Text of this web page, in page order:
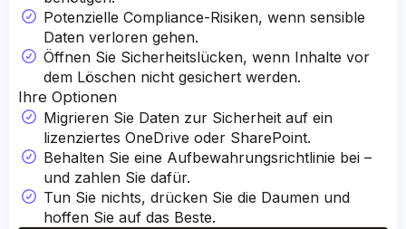
Potenzielle Compliance-Risiken, wenn sensible
Daten verloren gehen.
Öffnen Sie Sicherheitslücken, wenn Inhalte vor
dem Löschen nicht gesichert werden.
Ihre Optionen
Migrieren Sie Daten zur Sicherheit auf ein
lizenziertes OneDrive oder SharePoint.
Behalten Sie eine Aufbewahrungsrichtlinie bei –
und zahlen Sie dafür.
Tun Sie nichts, drücken Sie die Daumen und
hoffen Sie auf das Beste.